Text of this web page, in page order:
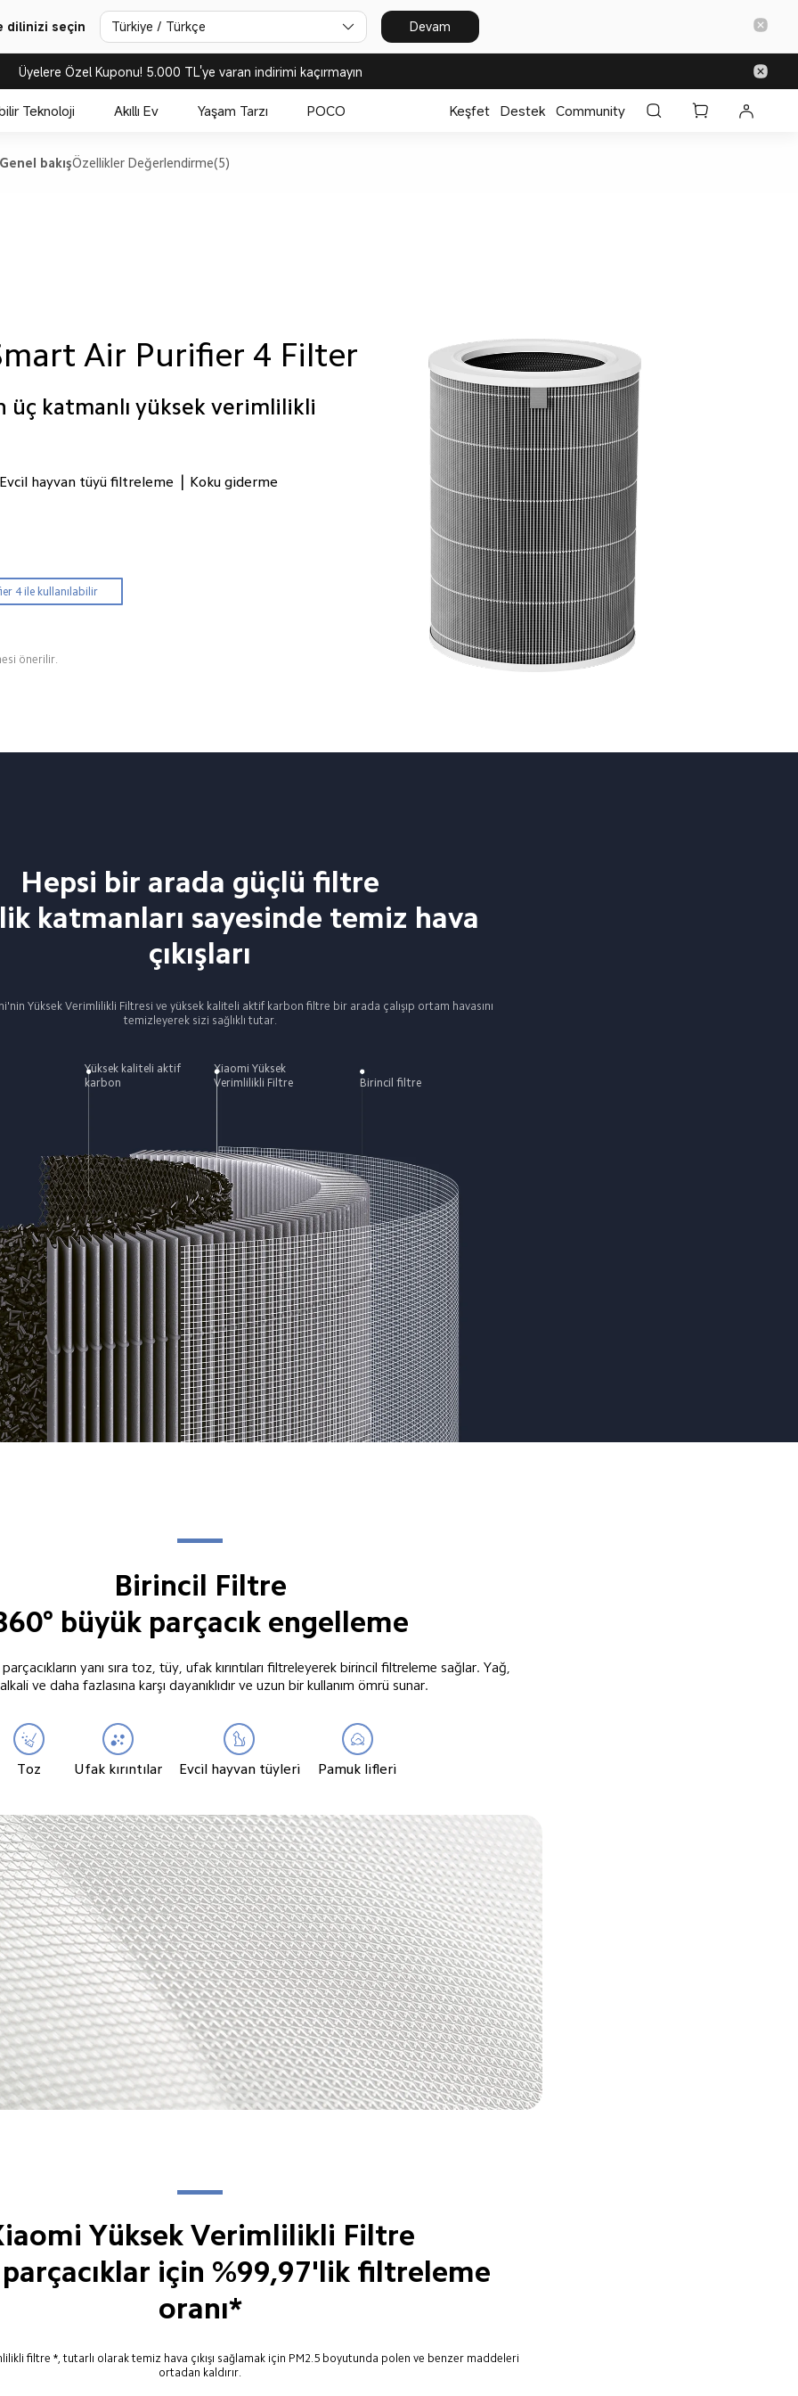
dilinizi seçin Türkiye / Türkçe Devam
Üyelere Özel Kuponu! 5.000 TL'ye varan indirimi kaçırmayın
Teknoloji Akıllı Ev Yaşam Tarzı POCO Keşfet Destek Community
Genel bakışÖzellikler Değerlendirme(5)
Air Purifier 4 Filter
üç katmanlı yüksek verimlilikli
Evcil hayvan tüyü filtreleme Koku giderme
4 ile kullanılabilir
önerilir.
Hepsi bir arada güçlü filtre
katmanları sayesinde temiz hava
çıkışları
Yüksek Verimlilikli Filtresi ve yüksek kaliteli aktif karbon filtre bir arada çalışıp ortam havasını
temizleyerek sizi sağlıklı tutar.
Yüksek kaliteli aktif
karbon
Xiaomi Yüksek
Verimlilikli Filtre
Birincil filtre
Birincil Filtre
büyük parçacık engelleme
yanı sıra toz, tüy, ufak kırıntıları filtreleyerek birincil filtreleme sağlar. Yağ,
ve daha fazlasına karşı dayanıklıdır ve uzun bir kullanım ömrü sunar.
Toz Ufak kırıntılar Evcil hayvan tüyleri Pamuk lifleri
Yüksek Verimlilikli Filtre
için %99,97'lik filtreleme
oranı*
filtre *, tutarlı olarak temiz hava çıkışı sağlamak için PM2.5 boyutunda polen ve benzer maddeleri
ortadan kaldırır.